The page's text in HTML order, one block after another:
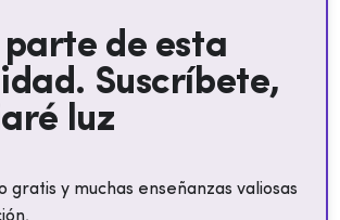
parte de esta
Suscríbete,
luz
gratis y muchas enseñanzas valiosas